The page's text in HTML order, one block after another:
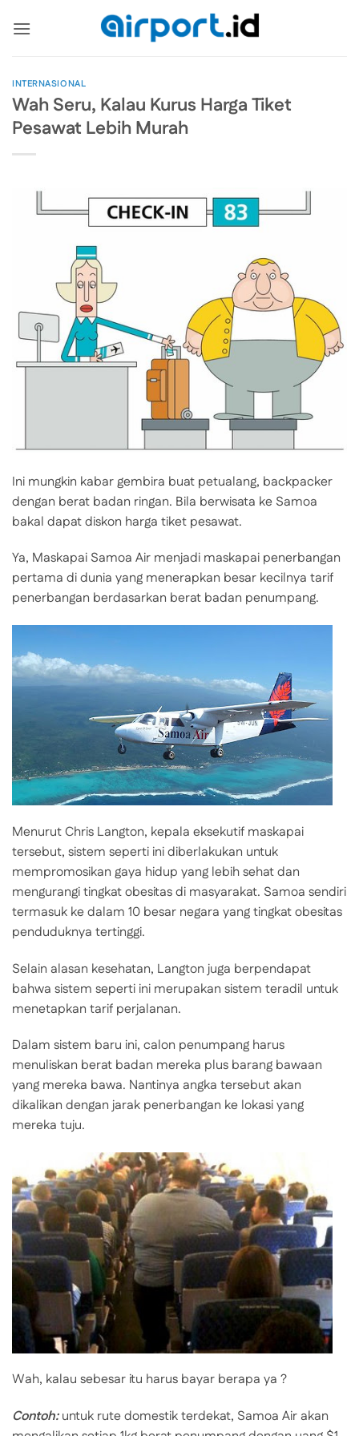
INTERNASIONAL
Wah Seru, Kalau Kurus Harga Tiket
Pesawat Lebih Murah
Ini mungkin kabar gembira buat petualang, backpacker
dengan berat badan ringan. Bila berwisata ke Samoa
bakal dapat diskon harga tiket pesawat.
Ya, Maskapai Samoa Air menjadi maskapai penerbangan
pertama di dunia yang menerapkan besar kecilnya tarif
penerbangan berdasarkan berat badan penumpang.
Menurut Chris Langton, kepala eksekutif maskapai
tersebut, sistem seperti ini diberlakukan untuk
mempromosikan gaya hidup yang lebih sehat dan
mengurangi tingkat obesitas di masyarakat. Samoa sendiri
termasuk ke dalam 10 besar negara yang tingkat obesitas
penduduknya tertinggi.
Selain alasan kesehatan, Langton juga berpendapat
bahwa sistem seperti ini merupakan sistem teradil untuk
menetapkan tarif perjalanan.
Dalam sistem baru ini, calon penumpang harus
menuliskan berat badan mereka plus barang bawaan
yang mereka bawa. Nantinya angka tersebut akan
dikalikan dengan jarak penerbangan ke lokasi yang
mereka tuju.
Wah, kalau sebesar itu harus bayar berapa ya ?
Contoh:untuk rute domestik terdekat, Samoa Air akan